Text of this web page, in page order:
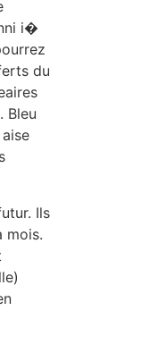
i�
du
Bleu
Ils
mois.